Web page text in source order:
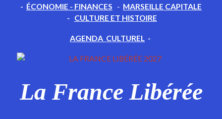
- ÉCONOMIE - FINANCES - MARSEILLE CAPITALE
- CULTURE ET HISTOIRE
AGENDA CULTUREL -
La France Libérée